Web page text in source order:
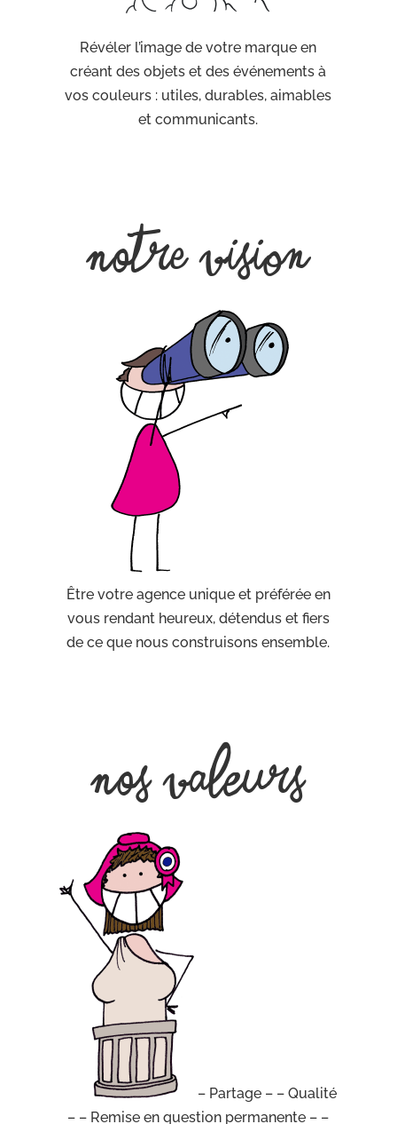
Révéler l’image de votre marque en
créant des objets et des événements à
vos couleurs : utiles, durables, aimables
et communicants.
Notre vision
Être votre agence unique et préférée en
vous rendant heureux, détendus et fiers
de ce que nous construisons ensemble.
Nos valeurs
– Partage – – Qualité
– – Remise en question permanente – –